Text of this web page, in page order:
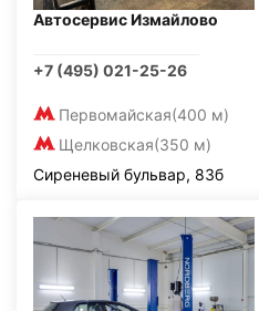
Автосервис Измайлово
+7 (495) 021-25-26
Первомайская(400 м)
Щелковская(350 м)
Сиреневый бульвар, 83б